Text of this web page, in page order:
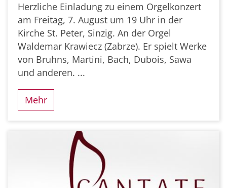
Herzliche Einladung zu einem Orgelkonzert
am Freitag, 7. August um 19 Uhr in der
Kirche St. Peter, Sinzig. An der Orgel
Waldemar Krawiecz (Zabrze). Er spielt Werke
von Bruhns, Martini, Bach, Dubois, Sawa
und anderen. ...
Mehr